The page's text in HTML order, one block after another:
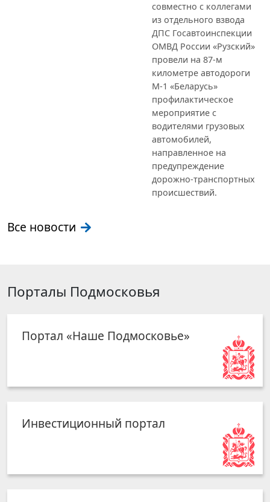
совместно с коллегами
из отдельного взвода
ДПС Госавтоинспекции
ОМВД России «Рузский»
провели на 87-м
километре автодороги
М-1 «Беларусь»
профилактическое
мероприятие с
водителями грузовых
автомобилей,
направленное на
предупреждение
дорожно-транспортных
происшествий.
Все новости
Порталы Подмосковья
Портал «Наше Подмосковье»
Инвестиционный портал